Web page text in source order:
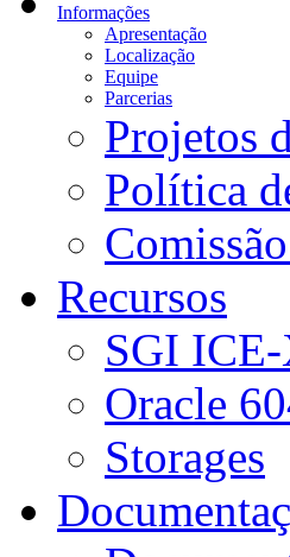
Informações
Apresentação
Localização
Equipe
Parcerias
Projetos
Política
Recursos
SGI
Oracle
Storages